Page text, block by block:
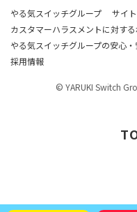
やる気スイッチグループ サイ
カスタマーハラスメントに対す
やる気スイッチグループの安心
採用情報
© YARUKI Switch